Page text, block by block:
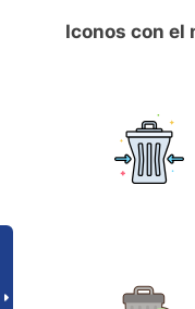
Iconos con el